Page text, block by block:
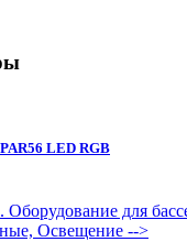
LED RGB
Оборудование для
Освещение -->